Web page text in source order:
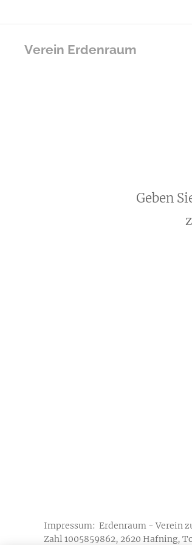
Verein Erdenraum
Geben
Impressum: Erdenraum - Verein
Zahl 1005859862, 2620 Hafning,